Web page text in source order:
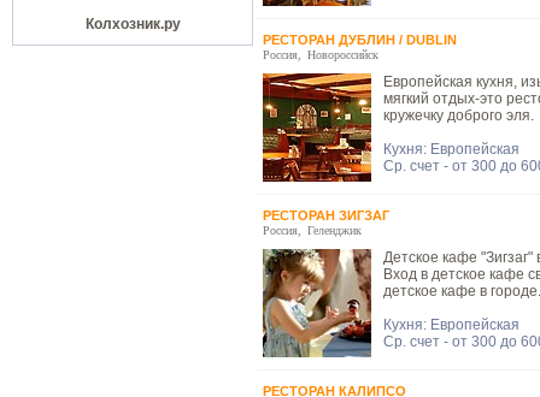
Колхозник.ру
РЕСТОРАН ДУБЛИН / DUBLIN
Россия Новороссийск
Европейская кухня,
мягкий отдых-это
кружечку доброго эля.
Кухня: Европейская
Ср. счет - от 300 до
РЕСТОРАН ЗИГЗАГ
Россия Геленджик
Детское кафе
Вход в детское кафе
детское кафе в городе.
Кухня: Европейская
Ср. счет - от 300 до
РЕСТОРАН КАЛИПСО